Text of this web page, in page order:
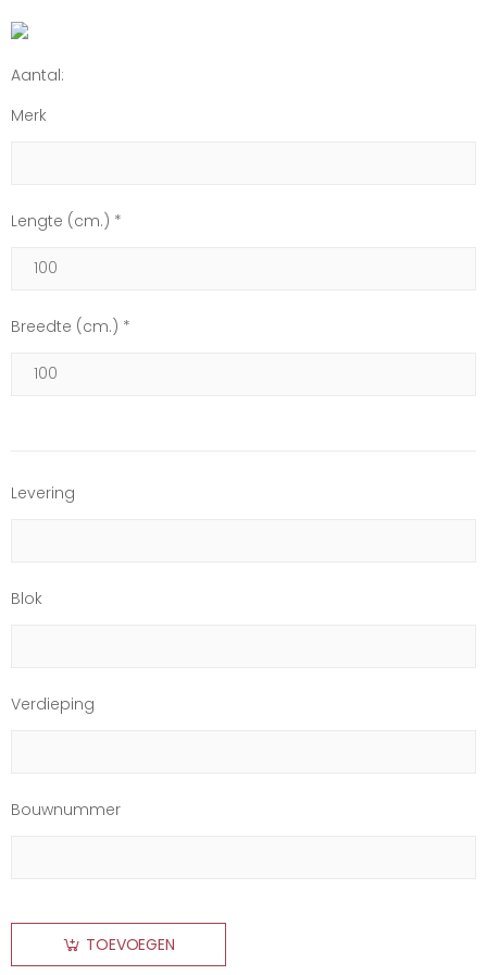
Aantal:
Merk
Lengte (cm.) *
Breedte (cm.) *
Levering
Blok
Verdieping
Bouwnummer
TOEVOEGEN